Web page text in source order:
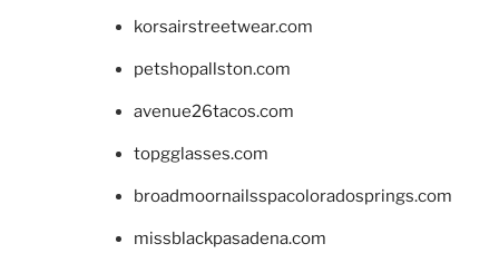
korsairstreetwear.com
petshopallston.com
avenue26tacos.com
topgglasses.com
broadmoornailsspacoloradosprings.com
missblackpasadena.com